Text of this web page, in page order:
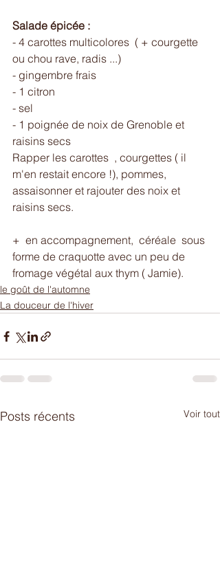
Salade épicée :
- 4 carottes multicolores  ( + courgette
ou chou rave, radis ...)
- gingembre frais
- 1 citron
- sel
- 1 poignée de noix de Grenoble et
raisins secs
Rapper les carottes  , courgettes ( il
m'en restait encore !), pommes,
assaisonner et rajouter des noix et
raisins secs.
+  en accompagnement,  céréale  sous
forme de craquotte avec un peu de
fromage végétal aux thym ( Jamie).
le goût de l'automne
La douceur de l'hiver
Posts récents Voir tout